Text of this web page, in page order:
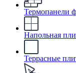
Термопанели
Напольная
Террасные